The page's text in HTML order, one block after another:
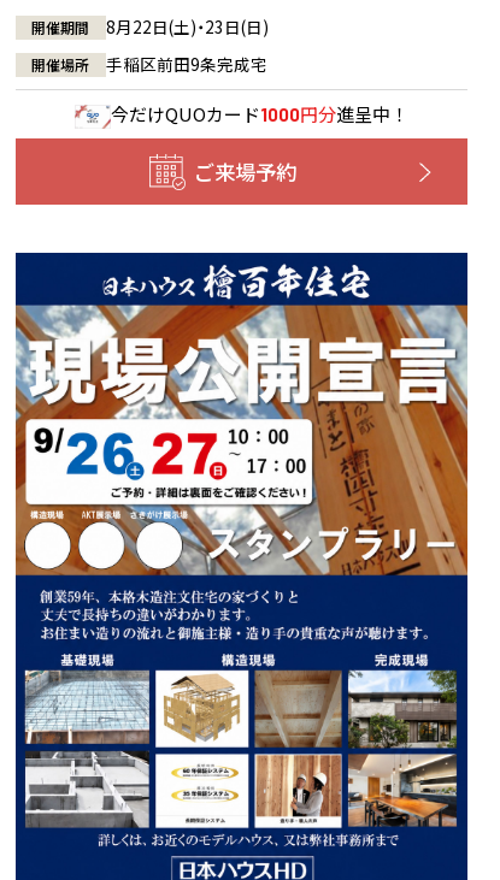
開催期間 8月22日(土)・23日(日)
開催場所 手稲区前田9条完成宅
今だけQUOカード1000円分進呈中！
ご来場予約